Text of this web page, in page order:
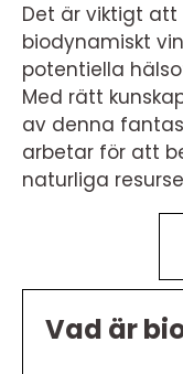
Det är viktigt
biodynamiskt
potentiella
Med rätt
av denna
arbetar för att
naturliga
Vad är